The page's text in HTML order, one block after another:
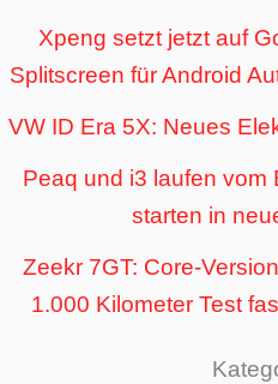
Xpeng setzt jetzt auf
Splitscreen für Android
VW ID Era 5X: Neues
Peaq und i3 laufen vom
starten in
Zeekr 7GT: Core-
1.000 Kilometer Test